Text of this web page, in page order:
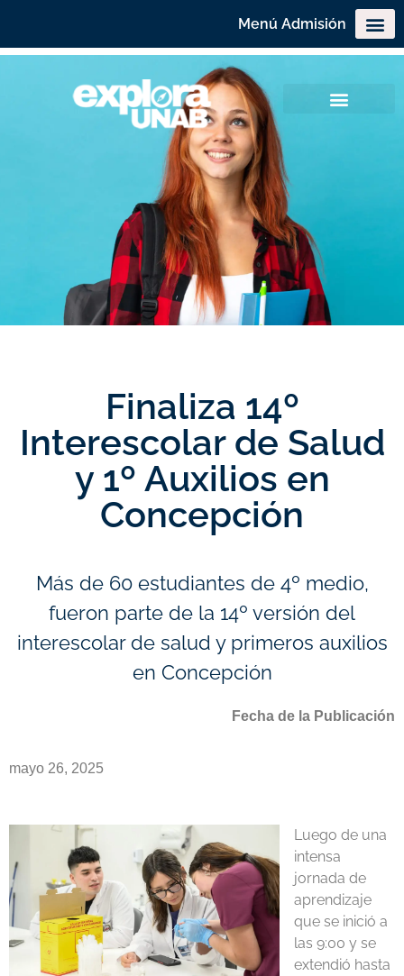
Menú Admisión
Finaliza 14º
Interescolar de Salud
y 1º Auxilios en
Concepción
Más de 60 estudiantes de 4º medio,
fueron parte de la 14º versión del
interescolar de salud y primeros auxilios
en Concepción
Fecha de la Publicación
mayo 26, 2025
Luego de una
intensa
jornada de
aprendizaje
que se inició a
las 9:00 y se
extendió hasta